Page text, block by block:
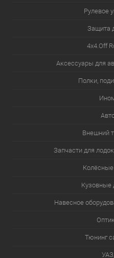
Рулевое
Защита
4х4.Off
Аксессуары для
Полки,
Внешний
Запчасти для
Кузовные
Навесное
Тюнинг